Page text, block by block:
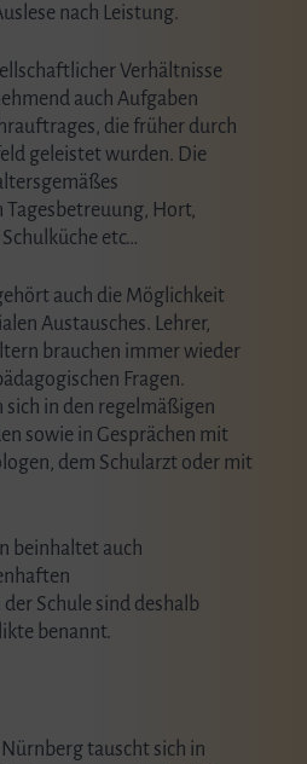
nach Leistung.
Verhältnisse
auch Aufgaben
die früher durch
geleistet wurden. Die
Hort,
etc…
auch die Möglichkeit
Austausches. Lehrer,
brauchen immer wieder
Fragen.
in den regelmäßigen
sowie in Gesprächen mit
dem Schularzt oder mit
beinhaltet auch
Schule sind deshalb
benannt.
tauscht sich in